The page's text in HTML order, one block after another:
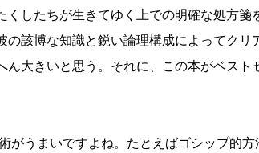
くしたちが生きてゆく上での明確な処方箋
の該博な知識と鋭い論理構成によってク
ん大きいと思う。それに、この本がベス
がうまいですよね。たとえばゴシップ的